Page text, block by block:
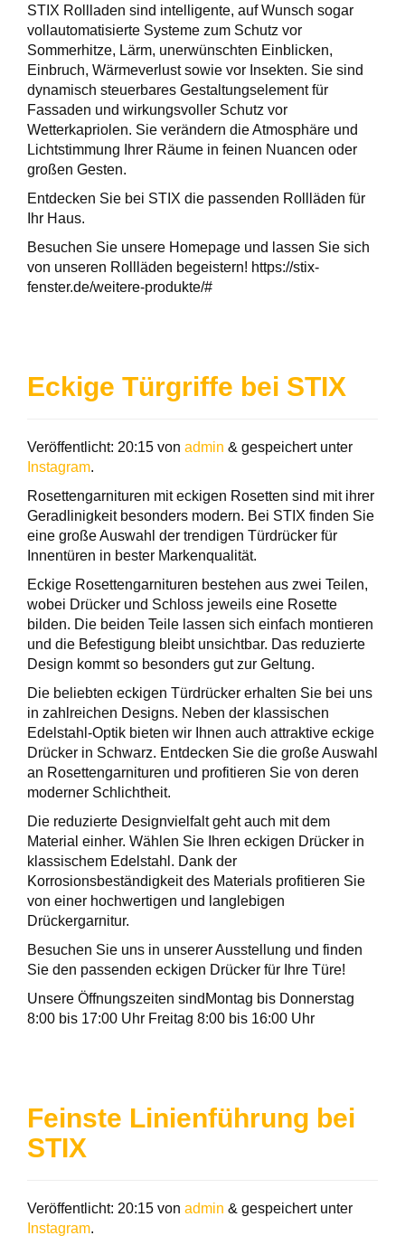
STIX Rollladen sind intelligente, auf Wunsch sogar
vollautomatisierte Systeme zum Schutz vor
Sommerhitze, Lärm, unerwünschten Einblicken,
Einbruch, Wärmeverlust sowie vor Insekten. Sie sind
dynamisch steuerbares Gestaltungselement für
Fassaden und wirkungsvoller Schutz vor
Wetterkapriolen. Sie verändern die Atmosphäre und
Lichtstimmung Ihrer Räume in feinen Nuancen oder
großen Gesten.
Entdecken Sie bei STIX die passenden Rollläden für
Ihr Haus.
Besuchen Sie unsere Homepage und lassen Sie sich
von unseren Rollläden begeistern! https://stix-
fenster.de/weitere-produkte/#
Eckige Türgriffe bei STIX
Veröffentlicht: 20:15 von admin & gespeichert unter
Instagram.
Rosettengarnituren mit eckigen Rosetten sind mit ihrer
Geradlinigkeit besonders modern. Bei STIX finden Sie
eine große Auswahl der trendigen Türdrücker für
Innentüren in bester Markenqualität.
Eckige Rosettengarnituren bestehen aus zwei Teilen,
wobei Drücker und Schloss jeweils eine Rosette
bilden. Die beiden Teile lassen sich einfach montieren
und die Befestigung bleibt unsichtbar. Das reduzierte
Design kommt so besonders gut zur Geltung.
Die beliebten eckigen Türdrücker erhalten Sie bei uns
in zahlreichen Designs. Neben der klassischen
Edelstahl-Optik bieten wir Ihnen auch attraktive eckige
Drücker in Schwarz. Entdecken Sie die große Auswahl
an Rosettengarnituren und profitieren Sie von deren
moderner Schlichtheit.
Die reduzierte Designvielfalt geht auch mit dem
Material einher. Wählen Sie Ihren eckigen Drücker in
klassischem Edelstahl. Dank der
Korrosionsbeständigkeit des Materials profitieren Sie
von einer hochwertigen und langlebigen
Drückergarnitur.
Besuchen Sie uns in unserer Ausstellung und finden
Sie den passenden eckigen Drücker für Ihre Türe!
Unsere Öffnungszeiten sindMontag bis Donnerstag
8:00 bis 17:00 Uhr Freitag 8:00 bis 16:00 Uhr
Feinste Linienführung bei
STIX
Veröffentlicht: 20:15 von admin & gespeichert unter
Instagram.